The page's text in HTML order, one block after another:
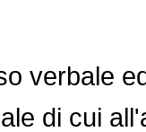
verbale
di cui